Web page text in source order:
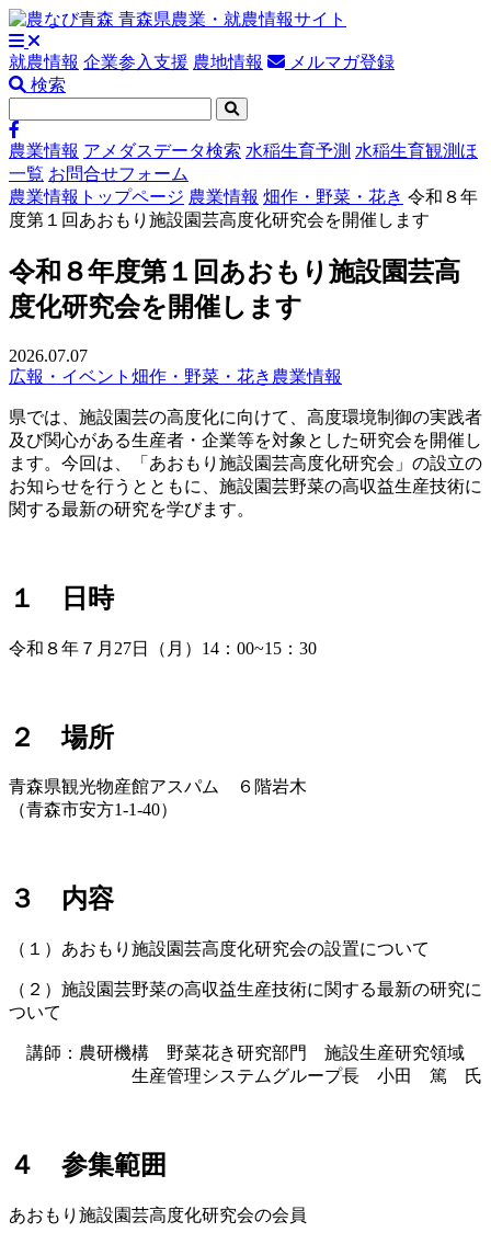
就農情報 企業参入支援 農地情報
メルマガ登録
検索
農業情報 アメダスデータ検索 水稲生育予測 水稲生育観測ほ
一覧 お問合せフォーム
農業情報トップページ 農業情報 畑作・野菜・花き 令和８年
度第１回あおもり施設園芸高度化研究会を開催します
令和８年度第１回あおもり施設園芸高
度化研究会を開催します
2026.07.07
広報・イベント 畑作・野菜・花き 農業情報
県では、施設園芸の高度化に向けて、高度環境制御の実践者
及び関心がある生産者・企業等を対象とした研究会を開催し
ます。今回は、「あおもり施設園芸高度化研究会」の設立の
お知らせを行うとともに、施設園芸野菜の高収益生産技術に
関する最新の研究を学びます。
１ 日時
令和８年７月27日（月）14：00~15：30
２ 場所
青森県観光物産館アスパム ６階岩木
（青森市安方1-1-40）
３ 内容
（１）あおもり施設園芸高度化研究会の設置について
（２）施設園芸野菜の高収益生産技術に関する最新の研究に
ついて
講師：農研機構 野菜花き研究部門 施設生産研究領域
生産管理システムグループ長 小田 篤 氏
４ 参集範囲
あおもり施設園芸高度化研究会の会員